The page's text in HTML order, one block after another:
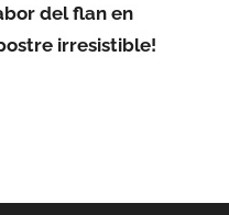
del flan en
irresistible!